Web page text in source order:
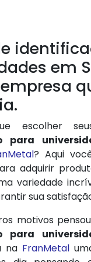
em
escolher
para
? Aqui
adquirir
variedade
sua
motivos
para
na FranMetal